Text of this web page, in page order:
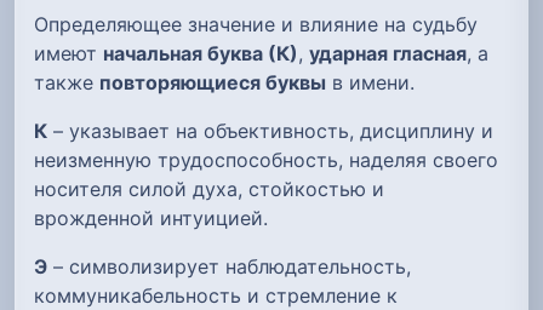
Определяющее значение и влияние на судьбу
имеют начальная буква (К), ударная гласная, а
также повторяющиеся буквы в имени.
К – указывает на объективность, дисциплину и
неизменную трудоспособность, наделяя своего
носителя силой духа, стойкостью и
врожденной интуицией.
Э – символизирует наблюдательность,
коммуникабельность и стремление к